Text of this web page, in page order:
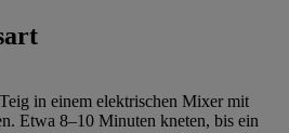
in einem elektrischen Mixer mit
Etwa 8–10 Minuten kneten, bis ein